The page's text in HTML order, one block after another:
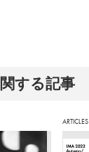
する記事
ARTICLES